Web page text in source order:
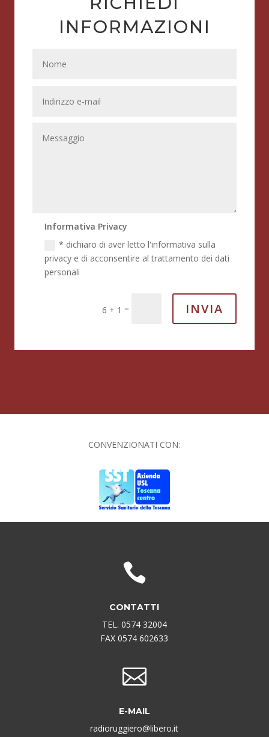
INFORMAZIONI
Informativa Privacy
* dichiaro di aver letto l'informativa sulla
privacy e di acconsentire al trattamento dei dati
personali
6 + 1 = INVIA
CONVENZIONATI CON:

CONTATTI
TEL. 0574 32004
FAX 0574 602633

E-MAIL
radioruggiero@libero.it